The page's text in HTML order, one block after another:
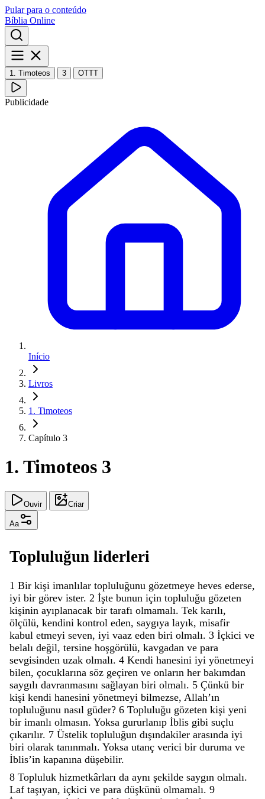
Pular para o conteúdo
Bíblia Online
1. Timoteos 3 OTTT
Publicidade
Início
Livros
1. Timoteos
Capítulo 3
1. Timoteos 3
Ouvir Criar
Aa
Topluluğun liderleri
1 Bir kişi imanlılar topluluğunu gözetmeye heves ederse,
iyi bir görev ister. 2 İşte bunun için topluluğu gözeten
kişinin ayıplanacak bir tarafı olmamalı. Tek karılı,
ölçülü, kendini kontrol eden, saygıya layık, misafir
kabul etmeyi seven, iyi vaaz eden biri olmalı. 3 İçkici ve
belalı değil, tersine hoşgörülü, kavgadan ve para
sevgisinden uzak olmalı. 4 Kendi hanesini iyi yönetmeyi
bilen, çocuklarına söz geçiren ve onların her bakımdan
saygılı davranmasını sağlayan biri olmalı. 5 Çünkü bir
kişi kendi hanesini yönetmeyi bilmezse, Allahʼın
topluluğunu nasıl güder? 6 Topluluğu gözeten kişi yeni
bir imanlı olmasın. Yoksa gururlanıp İblis gibi suçlu
çıkarılır. 7 Üstelik topluluğun dışındakiler arasında iyi
biri olarak tanınmalı. Yoksa utanç verici bir duruma ve
İblisʼin kapanına düşebilir.
8 Topluluk hizmetkârları da aynı şekilde saygın olmalı.
Laf taşıyan, içkici ve para düşkünü olmamalı. 9